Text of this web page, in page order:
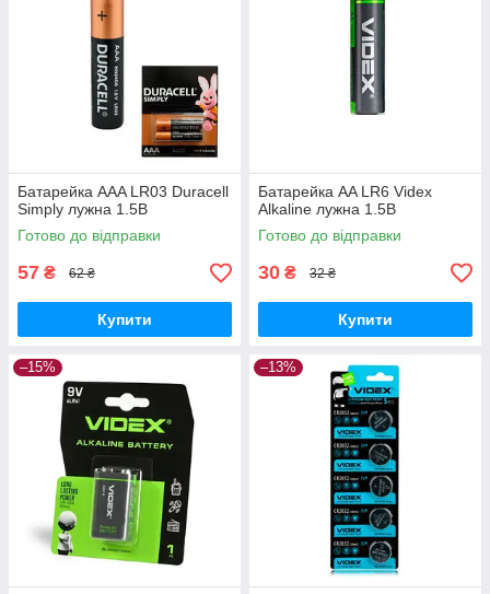
Батарейка AAA LR03 Duracell
Simply лужна 1.5В
Готово до відправки
57 ₴ 62 ₴
Купити
Батарейка AA LR6 Videx
Alkaline лужна 1.5В
Готово до відправки
30 ₴ 32 ₴
Купити
–15% –13%